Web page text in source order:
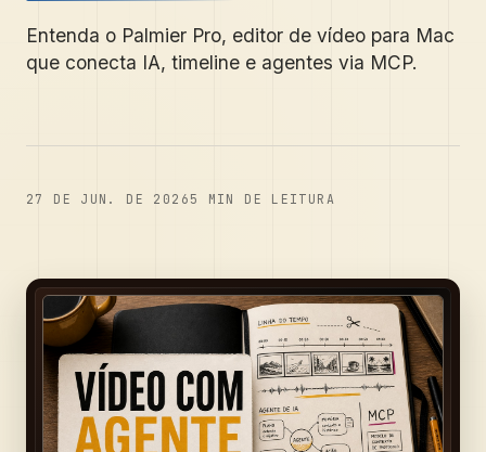
Entenda o Palmier Pro, editor de vídeo para Mac
que conecta IA, timeline e agentes via MCP.
27 DE JUN. DE 2026 5 MIN DE LEITURA